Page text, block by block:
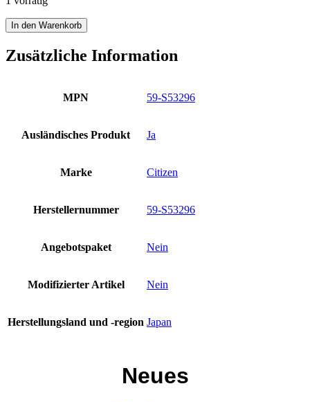
Citizen
Promaster
Armband
59-
08E
In den Warenkorb
Zusätzliche Information
MPN 59-S53296
Ausländisches Produkt Ja
Marke Citizen
Herstellernummer 59-S53296
Angebotspaket Nein
Modifizierter Artikel Nein
Herstellungsland und -region Japan
Neues